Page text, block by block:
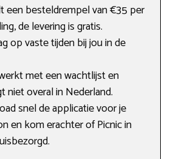
een besteldrempel van €35 per
de levering is gratis.
op vaste tijden bij jou in de
met een wachtlijst en
niet overal in Nederland.
snel de applicatie voor je
en kom erachter of Picnic in